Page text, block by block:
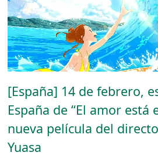
[España] 14 de febrero,
España de “El amor está
nueva película del
Yuasa